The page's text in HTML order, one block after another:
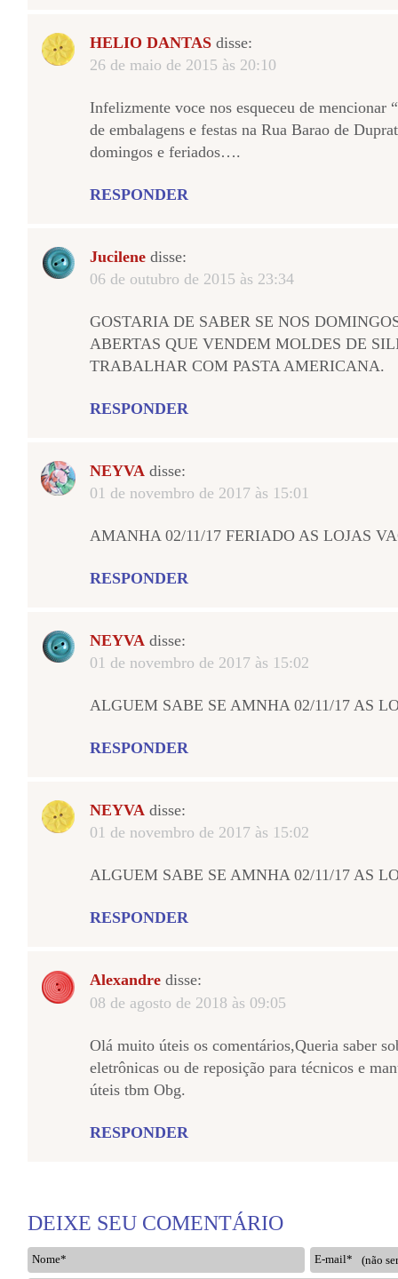
HELIO DANTAS disse:
26 de maio de 2015 às 20:10
Infelizmente voce nos esqueceu de
de embalagens e festas na Rua Barao de
domingos e feriados….
RESPONDER
Jucilene disse:
06 de outubro de 2015 às 23:34
GOSTARIA DE SABER SE NOS
ABERTAS QUE VENDEM MOLDES DE
TRABALHAR COM PASTA AMERICANA.
RESPONDER
NEYVA disse:
01 de novembro de 2017 às 15:01
AMANHA 02/11/17 FERIADO AS LOJAS
RESPONDER
NEYVA disse:
01 de novembro de 2017 às 15:02
ALGUEM SABE SE AMNHA 02/11/17 AS
RESPONDER
NEYVA disse:
01 de novembro de 2017 às 15:02
ALGUEM SABE SE AMNHA 02/11/17 AS
RESPONDER
Alexandre disse:
08 de agosto de 2018 às 09:05
Olá muito úteis os comentários,Queria saber
eletrônicas ou de reposição para técnicos e
úteis tbm Obg.
RESPONDER
DEIXE SEU COMENTÁRIO
Nome* E-mail*